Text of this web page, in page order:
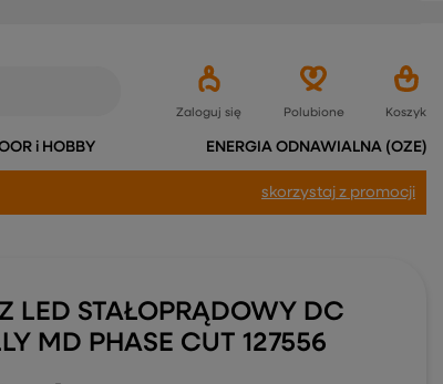
Zaloguj się Polubione Koszyk
i HOBBY ENERGIA ODNAWIALNA (OZE)
skorzystaj z promocji
LED STAŁOPRĄDOWY DC
MD PHASE CUT 127556